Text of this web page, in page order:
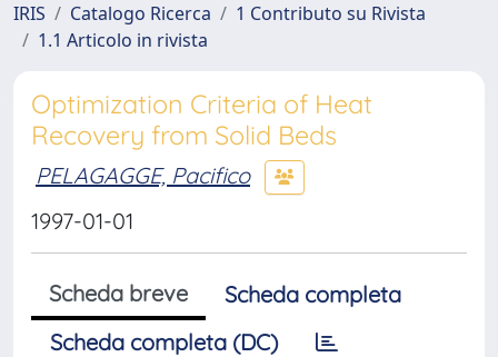
IRIS Catalogo Ricerca
1 Contributo su Rivista
1.1 Articolo in rivista
Optimization Criteria of Heat
Recovery from Solid Beds
PELAGAGGE, Pacifico
1997-01-01
Scheda breve
Scheda completa
Scheda completa (DC)